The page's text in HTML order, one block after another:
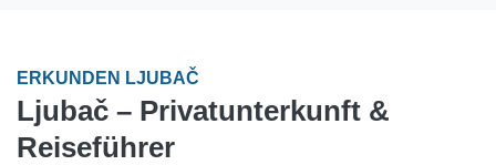
ERKUNDEN LJUBAČ
Ljubač – Privatunterkunft &
Reiseführer